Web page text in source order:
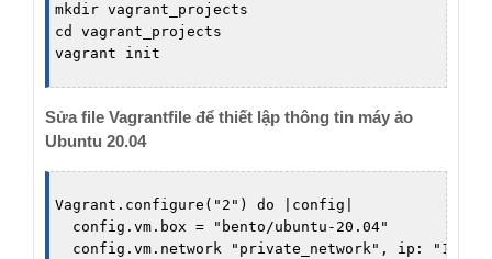
mkdir vagrant_projects
cd vagrant_projects
Sửa file Vagrantfile để thiết lập thông tin máy ảo
Ubuntu 20.04
Vagrant.configure("2") do |config|
  config.vm.box = "bento/ubuntu-20.04"
config.vm.network "private_network", ip: